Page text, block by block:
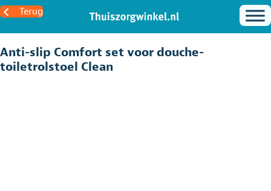
Terug
Anti-slip Comfort set voor douche-
toiletrolstoel Clean